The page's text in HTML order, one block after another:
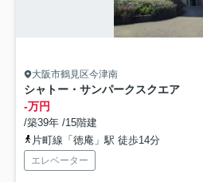
大阪市鶴見区今津南
シャトー・サンパークスクエア
-万円
/築39年 /15階建
片町線「徳庵」駅 徒歩14分
エレベーター